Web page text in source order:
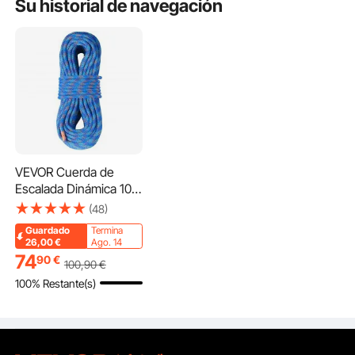
Su historial de navegación
VEVOR Cuerda de
Escalada Dinámica 10,2
mm 60 m Cuerda de
Seguridad Exterior 25
kN Tensión de Rotura
Fibra Extensible con
Mosquetones para
Escape, Rappel,
(48)
Guardado
26,00€
Termina
Ago. 14
7490€ 100,90€
100% Restante(s)